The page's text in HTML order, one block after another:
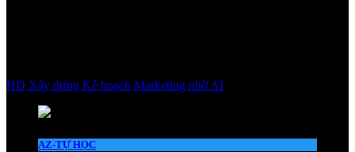
HD Xây dựng Kế hoạch Marketing nhờ AI
AZ-TỰ HỌC